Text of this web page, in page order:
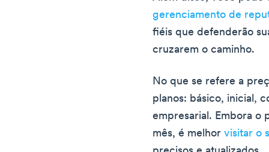
gerenciamento de
fiéis que defenderão
cruzarem o caminho.
No que se refere a
planos: básico, inicial,
empresarial. Embora o
mês, é melhorvisitar o